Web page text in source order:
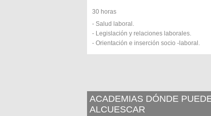
30 horas
- Salud laboral.
- Legislación y relaciones laborales.
- Orientación e inserción socio -laboral.
ACADEMIAS DÓNDE
ALCUESCAR